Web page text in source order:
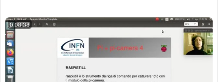
0:08:38